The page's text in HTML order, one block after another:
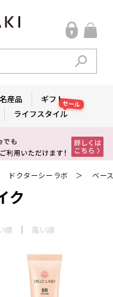
産品
ギフト
ライフスタイル
セール
ドクターシーラボ ＞ ベー
ク
順 高い順